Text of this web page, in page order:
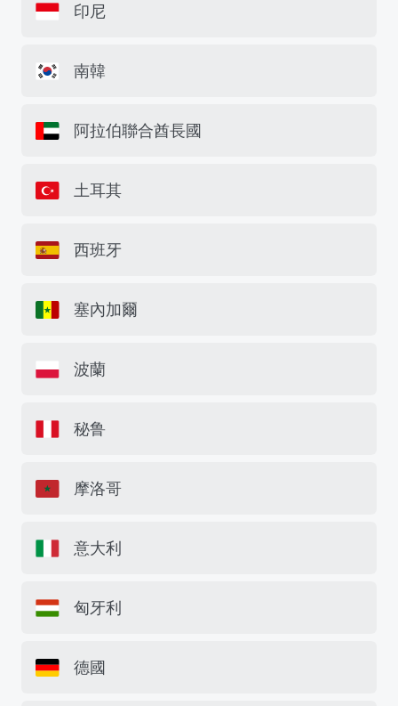
印尼
南韓
阿拉伯聯合酋長國
土耳其
西班牙
塞內加爾
波蘭
秘鲁
摩洛哥
意大利
匈牙利
德國